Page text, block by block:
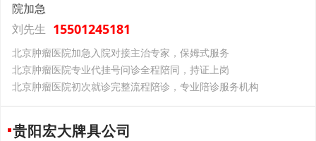
院加急
刘先生 15501245181
北京肿瘤医院加急入院对接主治专家，保姆式服务
北京肿瘤医院专业代挂号问诊全程陪同，持证上岗
北京肿瘤医院初次就诊完整流程陪诊，专业陪诊服务机构
贵阳宏大牌具公司